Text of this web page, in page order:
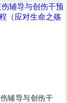
辅导与创伤干